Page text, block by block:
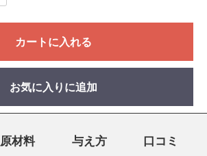
カートに入れる
お気に入りに追加
原材料 与え方 口コミ